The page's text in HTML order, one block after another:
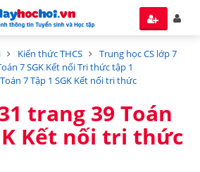
Kiến thức THCS
Trung học CS lớp 7
7 SGK Kết nối Tri thức tập 1
7 Tập 1 SGK Kết nối tri thức
trang 39 Toán
Kết nối tri thức